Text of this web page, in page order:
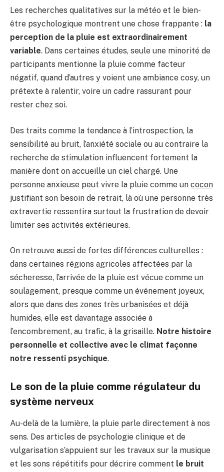
Les recherches qualitatives sur la météo et le bien-
être psychologique montrent une chose frappante : la
perception de la pluie est extraordinairement
variable. Dans certaines études, seule une minorité de
participants mentionne la pluie comme facteur
négatif, quand d’autres y voient une ambiance cosy, un
prétexte à ralentir, voire un cadre rassurant pour
rester chez soi.
Des traits comme la tendance à l’introspection, la
sensibilité au bruit, l’anxiété sociale ou au contraire la
recherche de stimulation influencent fortement la
manière dont on accueille un ciel chargé. Une
personne anxieuse peut vivre la pluie comme un cocon
justifiant son besoin de retrait, là où une personne très
extravertie ressentira surtout la frustration de devoir
limiter ses activités extérieures.
On retrouve aussi de fortes différences culturelles :
dans certaines régions agricoles affectées par la
sécheresse, l’arrivée de la pluie est vécue comme un
soulagement, presque comme un événement joyeux,
alors que dans des zones très urbanisées et déjà
humides, elle est davantage associée à
l’encombrement, au trafic, à la grisaille. Notre histoire
personnelle et collective avec le climat façonne
notre ressenti psychique.
Le son de la pluie comme régulateur du
système nerveux
Au-delà de la lumière, la pluie parle directement à nos
sens. Des articles de psychologie clinique et de
vulgarisation s’appuient sur les travaux sur la musique
et les sons répétitifs pour décrire comment le bruit